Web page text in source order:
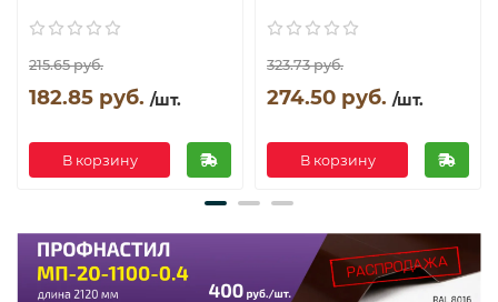
215.65 руб.
182.85 руб. /шт.
В корзину
323.73 руб.
274.50 руб. /шт.
В корзину